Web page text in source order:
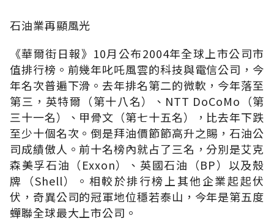
石油業再顯風光
《華爾街日報》10月公布2004年全球上市公司市
值排行榜。前幾年叱吒風雲的科技與電信公司，今
年名次普遍下滑。去年排名第二的微軟，今年落至
第三，英特爾（第十八名）、NTT DoCoMo（第
三十一名）、甲骨文（第七十五名），比去年下跌
至少十個名次。倒是拜油價節節高升之賜，石油公
司成績傲人。前十名榜內就占了三名，分別是艾克
森美孚石油（Exxon）、英國石油（BP）以及殼
牌（Shell）。相較於排行榜上其他企業起起伏
伏，奇異公司的冠軍地位穩若泰山，今年是第五度
蟬聯全球最大上市公司。